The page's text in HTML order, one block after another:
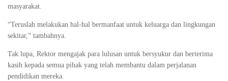
masyarakat.
“Teruslah melakukan hal-hal bermanfaat untuk keluarga dan lingkungan
sekitar,” tambahnya.
Tak lupa, Rektor mengajak para lulusan untuk bersyukur dan berterima
kasih kepada semua pihak yang telah membantu dalam perjalanan
pendidikan mereka.